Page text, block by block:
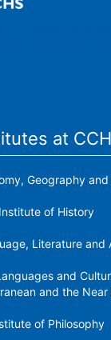
at
Geography
Institute of History
Literature and
​​and
and the Near
of Philosophy